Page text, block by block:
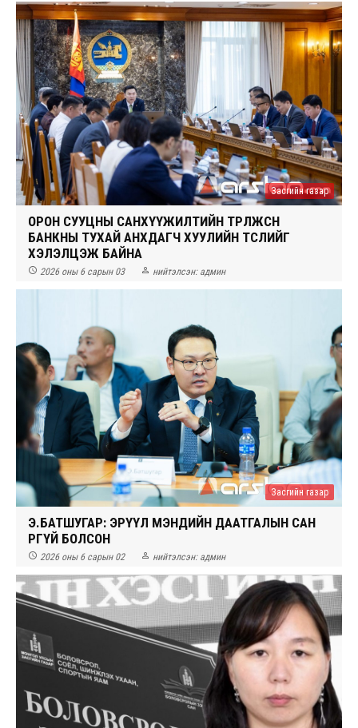
Засгийн газар
ОРОН СУУЦНЫ САНХҮҮЖИЛТИЙН ТӨРӨЛЖСӨН
БАНКНЫ ТУХАЙ АНХДАГЧ ХУУЛИЙН ТӨСЛИЙГ
ХЭЛЭЛЦЭЖ БАЙНА
 2026 оны 6 сарын 03  нийтэлсэн: админ
Засгийн газар
Э.БАТШУГАР: ЭРҮҮЛ МЭНДИЙН ДААТГАЛЫН САН
ӨРГҮЙ БОЛСОН
 2026 оны 6 сарын 02  нийтэлсэн: админ